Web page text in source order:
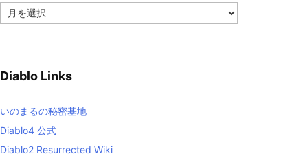
e
i
s
t
Diablo Links
いのまるの秘密基地
Diablo4 公式
Diablo2 Resurrected Wiki